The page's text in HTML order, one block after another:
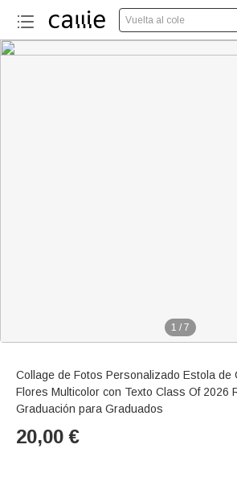
Vuelta al cole
1 / 7
Collage de Fotos Personalizado Estola de
Flores Multicolor con Texto Class Of 2026
Graduación para Graduados
20,00 €